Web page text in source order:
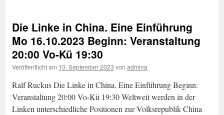
zu
155
Jahre
Goldman
Die Linke in China. Eine Einführung
Mo 16.10.2023 Beginn: Veranstaltung
20:00 Vo-Kü 19:30
Veröffentlicht am 10. September 2023 von admina
Ralf Ruckus Die Linke in China. Eine Einführung Beginn:
Veranstaltung 20:00 Vo-Kü 19:30 Weltweit werden in der
Linken unterschiedliche Positionen zur Volksrepublik China